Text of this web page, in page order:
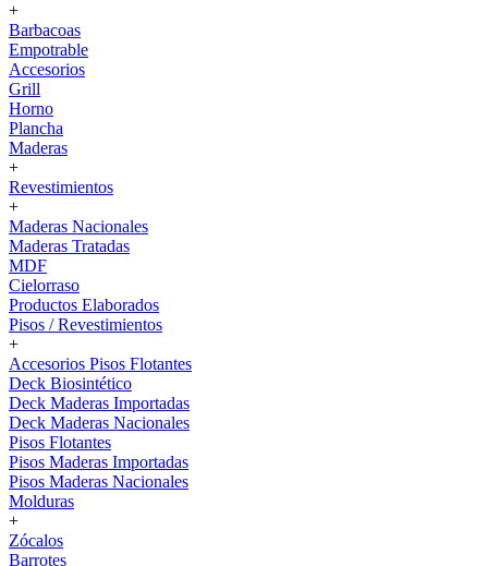
+
Barbacoas
Empotrable
Accesorios
Grill
Horno
Plancha
Maderas
+
Revestimientos
+
Maderas Nacionales
Maderas Tratadas
MDF
Cielorraso
Productos Elaborados
Pisos / Revestimientos
+
Accesorios Pisos Flotantes
Deck Biosintético
Deck Maderas Importadas
Deck Maderas Nacionales
Pisos Flotantes
Pisos Maderas Importadas
Pisos Maderas Nacionales
Molduras
+
Zócalos
Barrotes